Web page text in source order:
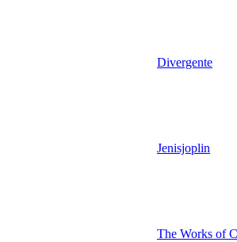
Divergente
Jenisjoplin
The Works of